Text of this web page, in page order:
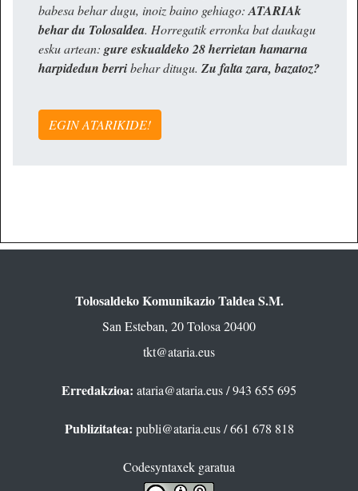
babesa behar dugu, inoiz baino gehiago: ATARIAk
behar du Tolosaldea. Horregatik erronka bat daukagu
esku artean: gure eskualdeko 28 herrietan hamarna
harpidedun berribehar ditugu. Zu falta zara, bazatoz?
EGIN ATARIKIDE!
Tolosaldeko Komunikazio Taldea S.M.
San Esteban, 20 Tolosa 20400
tkt@ataria.eus
Erredakzioa: ataria@ataria.eus/ 943 655 695
Publizitatea: publi@ataria.eus/ 661 678 818
Codesyntaxek garatua